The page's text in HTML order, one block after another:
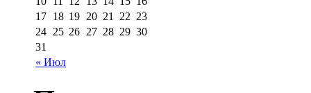
« Июл
17 18 19 20 21 22 23
24 25 26 27 28 29 30
31